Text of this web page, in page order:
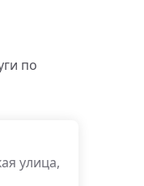
по
улица,